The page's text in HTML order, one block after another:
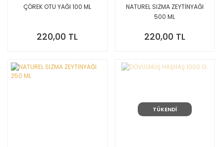
ÇÖREK OTU YAĞI 100 ML
220,00 TL
NATUREL SIZMA ZEYTİNYAĞI
500 ML
220,00 TL
TÜKENDİ